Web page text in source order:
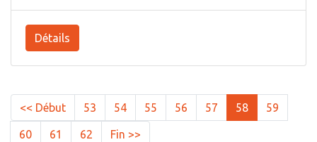
Détails
<< Début 53 54 55 56 57 58 59
60 61 62 Fin >>